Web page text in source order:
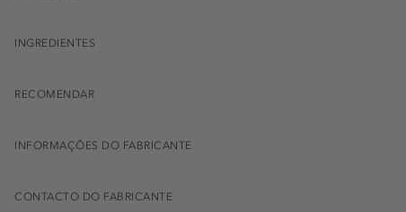
INGREDIENTES
RECOMENDAR
INFORMAÇÕES DO FABRICANTE
CONTACTO DO FABRICANTE